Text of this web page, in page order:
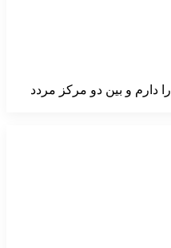
دارم و بین دو مرکز مردد